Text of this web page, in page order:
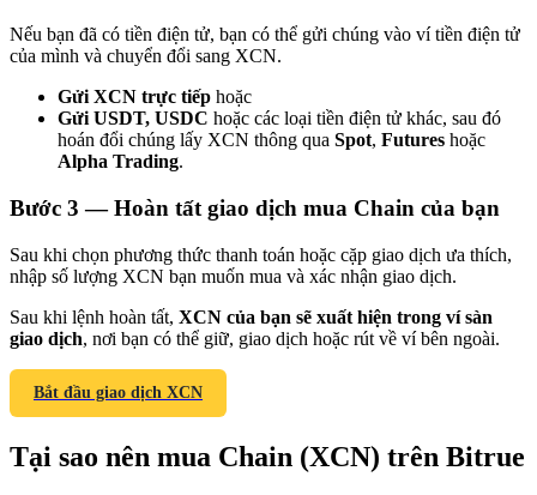
Đối tác Bitrue
Lên đến 65% hoa hồng!
Giới thiệu
Mời một người bạn để nhận phần thưởng tiền mặt
Nếu bạn đã có tiền điện tử, bạn có thể gửi chúng vào ví tiền điện tử
của mình và chuyển đổi sang XCN.
Gửi XCN trực tiếp hoặc
Gửi USDT, USDC hoặc các loại tiền điện tử khác, sau đó
hoán đổi chúng lấy XCN thông qua Spot, Futures hoặc
Alpha Trading.
Bước 3 —Hoàn tất giao dịch mua Chain của bạn
Sau khi chọn phương thức thanh toán hoặc cặp giao dịch ưa thích,
nhập số lượng XCN bạn muốn mua và xác nhận giao dịch.
Sau khi lệnh hoàn tất, XCN của bạn sẽ xuất hiện trong ví sàn
giao dịch, nơi bạn có thể giữ, giao dịch hoặc rút về ví bên ngoài.
Bắt đầu giao dịch XCN
Tại sao nên mua Chain (XCN) trên Bitrue